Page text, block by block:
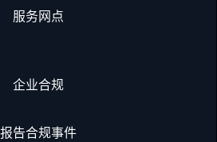
服务网点
企业合规
报告合规事件